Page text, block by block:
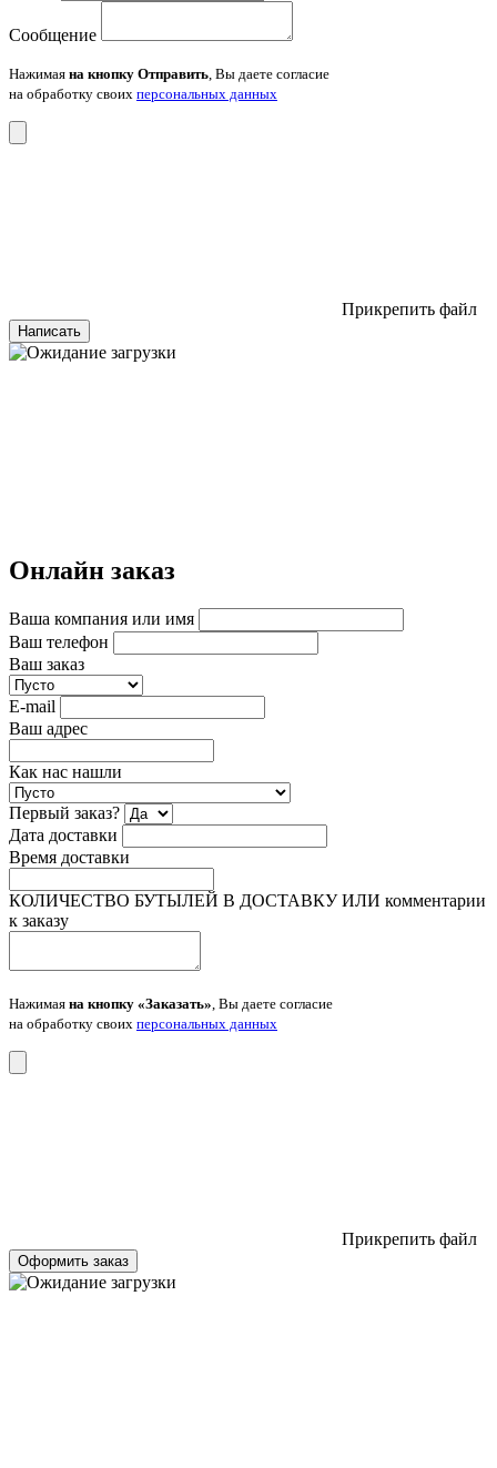
Сообщение
Нажимая на кнопку Отправить , Вы даете согласие
на обработку своих персональных данных
Прикрепить файл
Написать
Онлайн заказ
Ваша компания или имя
Ваш телефон
Ваш заказ
E-mail
Ваш адрес
Как нас нашли
Первый заказ?
Дата доставки
Время доставки
КОЛИЧЕСТВО БУТЫЛЕЙ В ДОСТАВКУ ИЛИ комментарии
к заказу
Нажимая на кнопку «Заказать» , Вы даете согласие
на обработку своих персональных данных
Прикрепить файл
Оформить заказ